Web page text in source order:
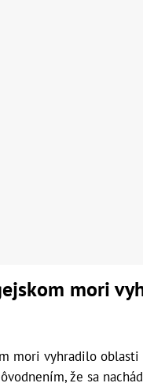
mori
mori vyhradilo
že sa